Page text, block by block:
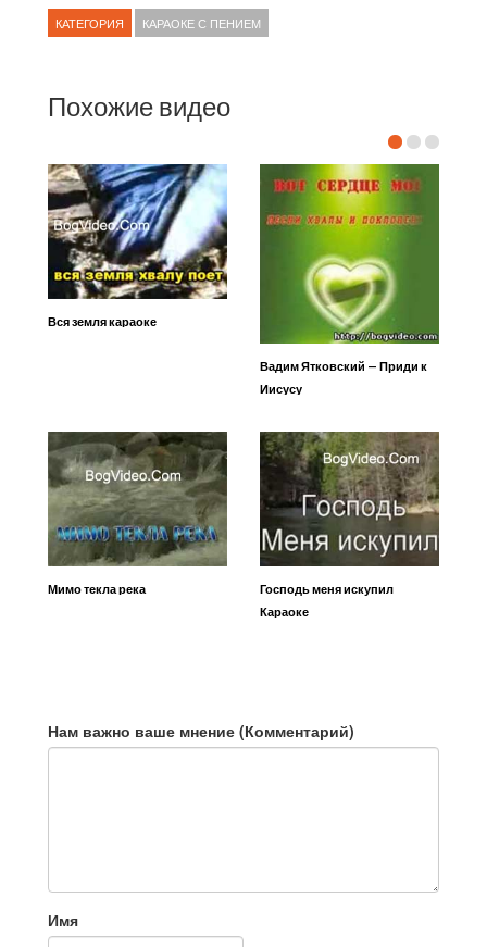
КАТЕГОРИЯ КАРАОКЕ С ПЕНИЕМ
Похожие видео
Вся земля караоке
Вадим Ятковский — Приди к
Иисусу
Мимо текла река
Господь меня искупил
Караоке
Нам важно ваше мнение (Комментарий)
Имя